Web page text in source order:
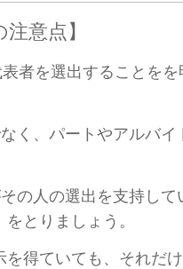
意点】
者を選出することを
く、パートやアルバ
の人の選出を支持し
とりましょう。
得ていても、それだ